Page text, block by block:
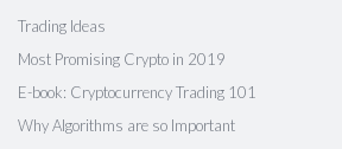
Trading Ideas
Most Promising Crypto in 2019
E-book: Cryptocurrency Trading 101
Why Algorithms are so Important